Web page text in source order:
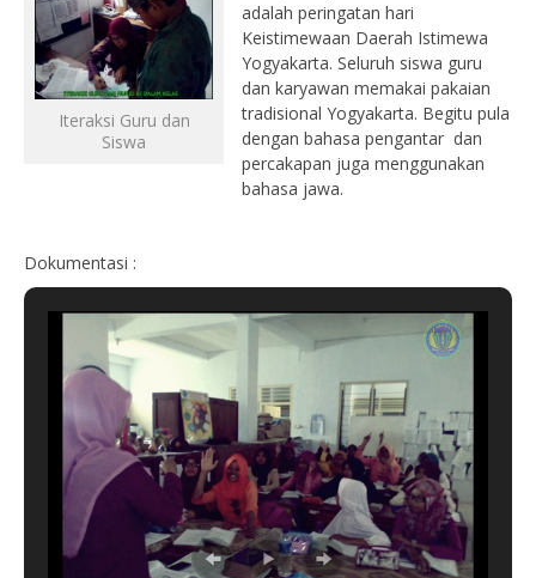
Iteraksi Guru dan
Siswa
adalah peringatan hari
Keistimewaan Daerah Istimewa
Yogyakarta. Seluruh siswa guru
dan karyawan memakai pakaian
tradisional Yogyakarta. Begitu pula
dengan bahasa pengantar dan
percakapan juga menggunakan
bahasa jawa.
Dokumentasi :